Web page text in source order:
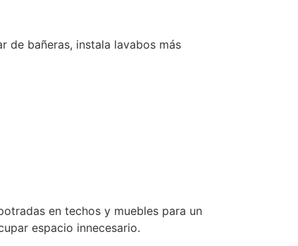
de bañeras, instala lavabos más
en techos y muebles para un
espacio innecesario.